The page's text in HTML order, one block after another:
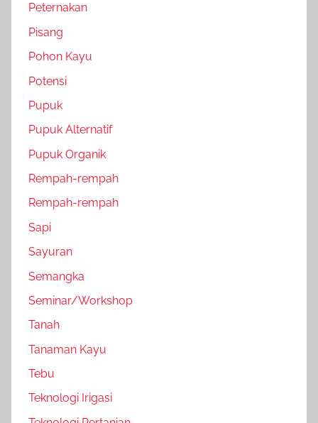
Peternakan
Pisang
Pohon Kayu
Potensi
Pupuk
Pupuk Alternatif
Pupuk Organik
Rempah-rempah
Rempah-rempah
Sapi
Sayuran
Semangka
Seminar/Workshop
Tanah
Tanaman Kayu
Tebu
Teknologi Irigasi